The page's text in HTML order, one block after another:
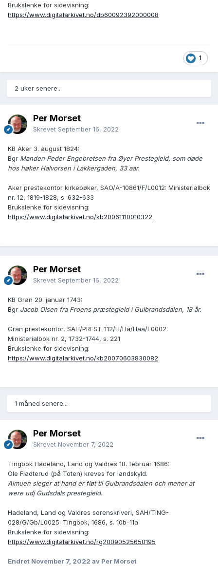
Brukslenke for sidevisning:
https://www.digitalarkivet.no/db60092392000008
1
2 uker senere...
Per Morset
Skrevet September 16, 2022
KB Aker 3. august 1824:
Bgr Manden Peder Engebretsen fra Øyer Prestegield, som døde
hos høker Halvorsen i Lakkergaden, 33 aar.
Aker prestekontor kirkebøker, SAO/A-10861/F/L0012: Ministerialbok
nr. 12, 1819-1828, s. 632-633
Brukslenke for sidevisning:
https://www.digitalarkivet.no/kb20061110010322
Per Morset
Skrevet September 16, 2022
KB Gran 20. januar 1743:
Bgr Jacob Olsen fra Froens præstegield i Gulbrandsdalen, 18 år.
Gran prestekontor, SAH/PREST-112/H/Ha/Haa/L0002:
Ministerialbok nr. 2, 1732-1744, s. 221
Brukslenke for sidevisning:
https://www.digitalarkivet.no/kb20070603830082
1 måned senere...
Per Morset
Skrevet November 7, 2022
Tingbok Hadeland, Land og Valdres 18. februar 1686:
Ole Fladterud (på Toten) kreves for landskyld.
Almuen sieger at hand er fløt til Gulbrandsdalen och mener at
were udj Gudsdals prestegield.
Hadeland, Land og Valdres sorenskriveri, SAH/TING-
028/G/Gb/L0025: Tingbok, 1686, s. 10b-11a
Brukslenke for sidevisning:
https://www.digitalarkivet.no/rg20090525650195
Endret November 7, 2022 av Per Morset